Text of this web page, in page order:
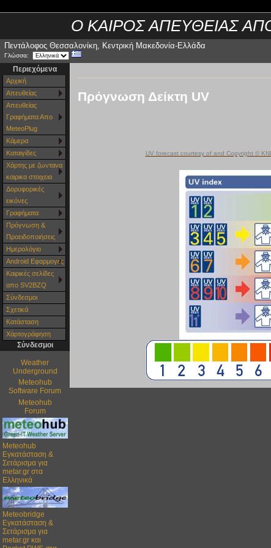
Ο ΚΑΙΡΟΣ ΑΠΕΥΘΕΙΑΣ
Πεντάλοφος Θεσσαλονίκη, Κεντρική Μακεδονία-Ελλάδα
Γλώσσα:
Περιεχόμενα
Αρχική
Απευθείας
Απευθείας
Γραφήματα Απο
MeteoPlug
Κάμερα
Καταιγίδες
Χάρτης με ζωντανα
καιρικα στοιχεια
Δορυφορικές
εικόνες
Γραφήματα
Πρόγνωση &
Προειδοποιήσεις
Ημερολόγιο
Android Εφαρμογές
Καιρικές σελίδες
απο SV2BZQ
Σύνδεσμοι
Σχετικά
Κατάσταση
Χάρτoγράφηση
Σύνδεσμοι
Weather
Underground
Meteohub
Software Forum
Meteohub
Forum
Meteohub
Εγκατάσταση &
Σετάρισμα για
metar.gr στα
Ελληνικά
Meteobridge
Εγκατάσταση &
Σετάρισμα για
metar.gr και
Πρόγνωση Δείκτη UV
UV forecast courtesy of and Copyright ©